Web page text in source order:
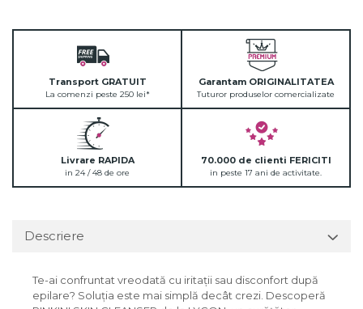
Transport GRATUIT
La comenzi peste 250 lei*
Garantam ORIGINALITATEA
Tuturor produselor comercializate
Livrare RAPIDA
in 24 / 48 de ore
70.000 de clienti FERICITI
in peste 17 ani de activitate.
Descriere
Te-ai confruntat vreodată cu iritații sau disconfort după
epilare? Soluția este mai simplă decât crezi. Descoperă